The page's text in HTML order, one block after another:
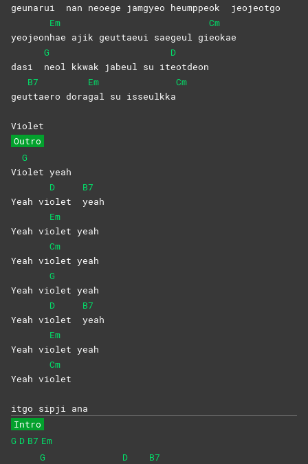
geunarui nan neoege jamgyeo heumppeok
jeojeotgo
yeojeon
Em
hae ajik geuttaeui saegeul gi
Cm
eokae
dasi
G
neol kkwak jabeul su it
D
eotdeon
geu
B7
ttaero dora
Em
gal su isseulkka
Cm
Violet
Outro
Vi
G
olet yeah
Yeah vi
D
olet
B7
yeah
Yeah vi
Em
olet yeah
Yeah vi
Cm
olet yeah
Yeah vi
G
olet yeah
Yeah vi
D
olet
B7
yeah
Yeah vi
Em
olet yeah
Yeah vi
Cm
olet
itgo sipji ana
Intro
G D B7 Em
G
D
B7